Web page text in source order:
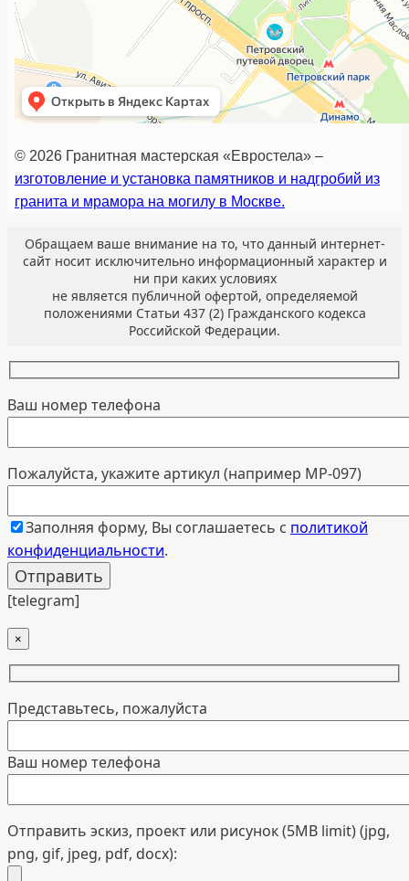
© 2026 Гранитная мастерская «Евростела» –
изготовление и установка памятников и надгробий из
гранита и мрамора на могилу в Москве.
Обращаем ваше внимание на то, что данный интернет-
сайт носит исключительно информационный характер и
ни при каких условиях
не является публичной офертой, определяемой
положениями Статьи 437 (2) Гражданского кодекса
Российской Федерации.
Ваш номер телефона
Пожалуйста, укажите артикул (например МР-097)
Заполняя форму, Вы соглашаетесь с политикой
конфиденциальности.
[telegram]
×
Представьтесь, пожалуйста
Ваш номер телефона
Отправить эскиз, проект или рисунок (5MB limit) (jpg,
png, gif, jpeg, pdf, docx):